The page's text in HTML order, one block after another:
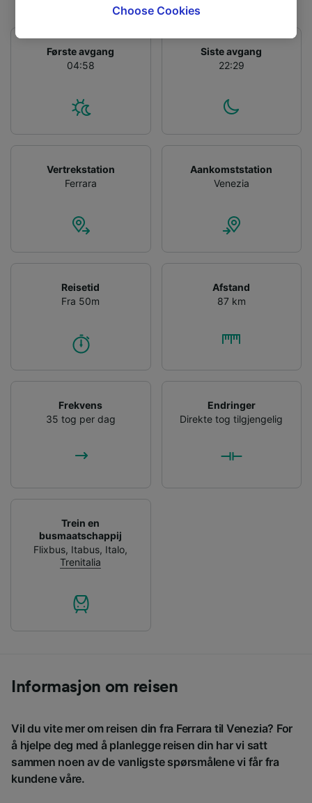
Første avgang
04:58
Siste avgang
22:29
Vertrekstation
Ferrara
Aankomststation
Venezia
Reisetid
Fra 50m
Afstand
87 km
Frekvens
35 tog per dag
Endringer
Direkte tog tilgjengelig
Trein en
busmaatschappij
Flixbus, Itabus, Italo,
Trenitalia
Informasjon om reisen
Vil du vite mer om reisen din fra Ferrara til Venezia? For
å hjelpe deg med å planlegge reisen din har vi satt
sammen noen av de vanligste spørsmålene vi får fra
kundene våre.
browsing data. Your data will not be used for
track you.
We and our partners process data to provide:
device characteristics for identification. Store
and/or access information on a device.
List of Partners
Choose Cookies